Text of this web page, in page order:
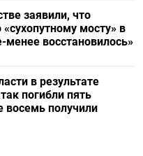
заявили, что
мосту» в
менее восстановилось»
в результате
погибли пять
восемь получили